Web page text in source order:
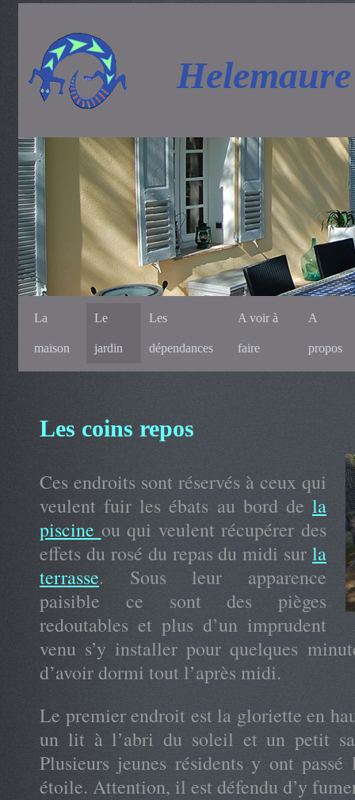
Helemaure
La
maison
Le
jardin
Les
dépendances
A voir à
faire
A
propos
Les coins repos
Ces endroits sont réservés à ceux qui
veulent fuir les ébats au bord de la
piscine ou qui veulent récupérer des
effets du rosé du repas du midi sur la
terrasse. Sous leur apparence
paisible ce sont des pièges
redoutables et plus d’un imprudent
venu s’y installer pour quelques
d’avoir dormi tout l’après midi.
Le premier endroit est la gloriette en
un lit à l’abri du soleil et un petit
Plusieurs jeunes résidents y ont
étoile. Attention, il est défendu d’y